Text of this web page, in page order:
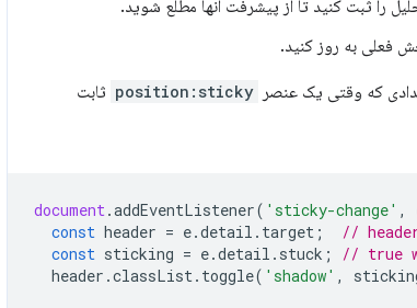
را ثبت کنید تا از پیشرفت آنها مطلع شوید.
که وقتی یک عنصر position:sticky ثابت
document.addEventListener( 'sticky-change' ,
const header = e.detail . target ;
//
const sticking = e.detail . stuck ;
// true
header .classList. toggle( 'shadow' ,